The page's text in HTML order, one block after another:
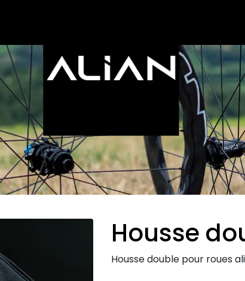
Housse
Housse double pour roues